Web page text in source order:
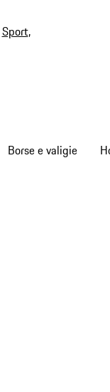
Sport,
Borse e valigie